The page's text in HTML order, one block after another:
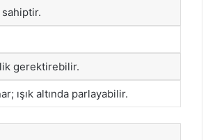
gerektirebilir.
ışık altında parlayabilir.